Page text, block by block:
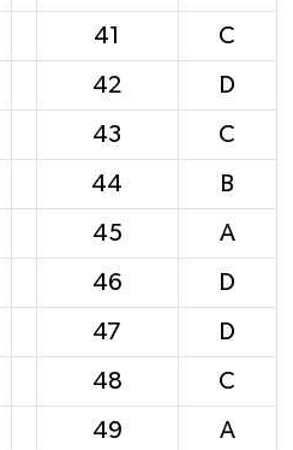
41 C
42 D
43 C
44 B
45 A
46 D
47 D
48 C
49 A